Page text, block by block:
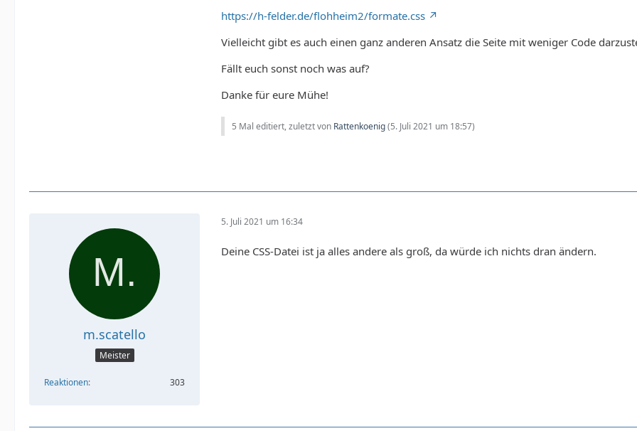
https://h-felder.de/flohheim2/formate.css
Vielleicht gibt es auch einen ganz anderen Ansatz die Seite mit weniger Code
Fällt euch sonst noch was auf?
Danke für eure Mühe!
5 Mal editiert, zuletzt von Rattenkoenig(5. Juli 2021 um 18:57)
m.scatello
Meister
Reaktionen 303
5. Juli 2021 um 16:34
Deine CSS-Datei ist ja alles andere als groß, da würde ich nichts dran ändern.